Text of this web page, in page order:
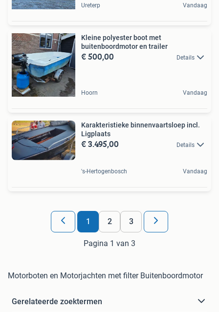
Ureterp Vandaag
Kleine polyester boot met
buitenboordmotor en trailer
€ 500,00 Details
Hoorn Vandaag
Karakteristieke binnenvaartsloep incl.
Ligplaats
€ 3.495,00 Details
's-Hertogenbosch Vandaag
1 2 3
Pagina 1 van 3
Motorboten en Motorjachten met filter Buitenboordmotor
Gerelateerde zoektermen